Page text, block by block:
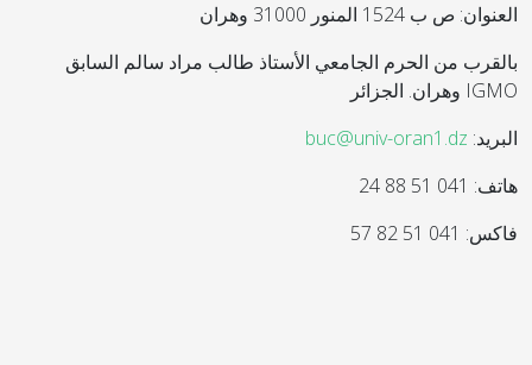
العنوان: ص ب 1524 المنور 31000 وهران
بالقرب من الحرم الجامعي الأستاذ طالب مراد سالم السابق
IGMO وهران. الجزائر
البريد: buc@univ-oran1.dz
هاتف: 041 51 88 24
فاكس: 041 51 82 57